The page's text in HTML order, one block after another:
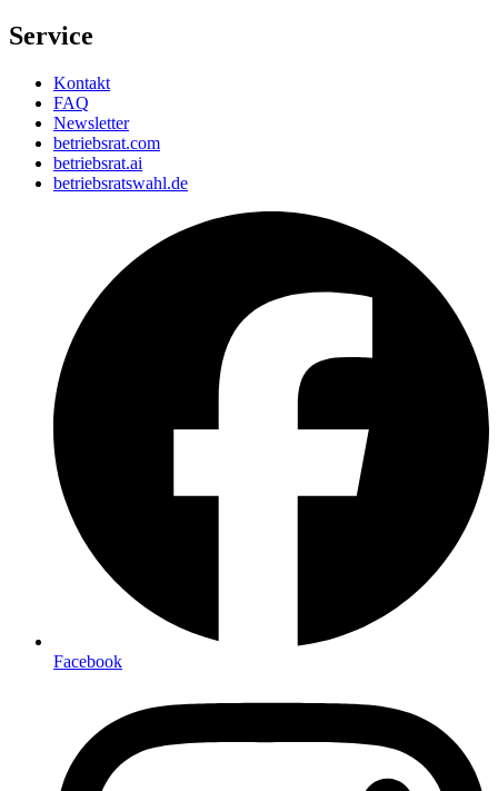
Service
Kontakt
FAQ
Newsletter
betriebsrat.com
betriebsrat.ai
betriebsratswahl.de
Facebook